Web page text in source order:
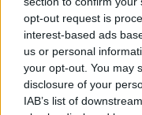
opt-out request is
interest-based ads
us or personal
your opt-out. You may
disclosure of your
IAB’s list of